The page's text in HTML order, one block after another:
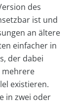
des
ist und
an ältere
einfacher in
der dabei
mehrere
existieren.
in zwei oder